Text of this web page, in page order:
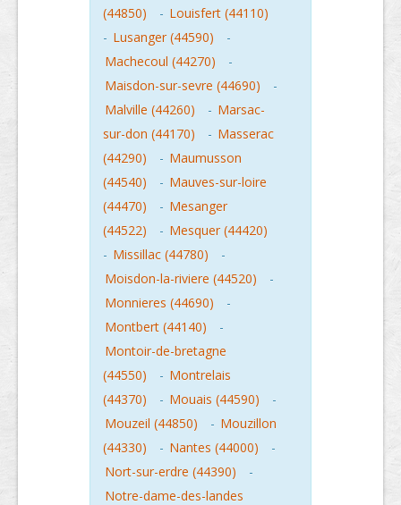
(44850) - Louisfert (44110)
- Lusanger (44590)
-
Machecoul (44270)
-
Maisdon-sur-sevre (44690)
-
Malville (44260)
- Marsac-
sur-don (44170)
- Masserac
(44290)
- Maumusson
(44540)
- Mauves-sur-loire
(44470)
- Mesanger
(44522)
- Mesquer (44420)
- Missillac (44780)
-
Moisdon-la-riviere (44520)
-
Monnieres (44690)
-
Montbert (44140)
-
Montoir-de-bretagne
(44550)
- Montrelais
(44370)
- Mouais (44590)
-
Mouzeil (44850)
- Mouzillon
(44330)
- Nantes (44000)
-
Nort-sur-erdre (44390)
-
Notre-dame-des-landes